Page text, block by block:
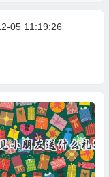
05 11:19:26